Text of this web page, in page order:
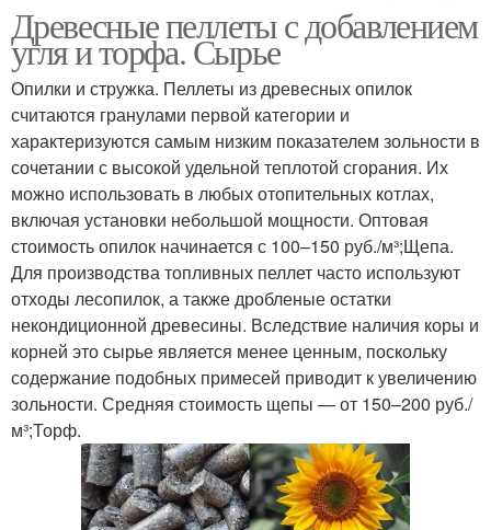
недревесного сырья
Фруктовые пеллеты
Сырьё для пеллет
Древесные пеллеты с добавлением
угля и торфа. Сырье
Опилки и стружка. Пеллеты из древесных опилок
считаются гранулами первой категории и
характеризуются самым низким показателем зольности в
сочетании с высокой удельной теплотой сгорания. Их
можно использовать в любых отопительных котлах,
включая установки небольшой мощности. Оптовая
стоимость опилок начинается с 100–150 руб./м³;Щепа.
Для производства топливных пеллет часто используют
отходы лесопилок, а также дробленые остатки
некондиционной древесины. Вследствие наличия коры и
корней это сырье является менее ценным, поскольку
содержание подобных примесей приводит к увеличению
зольности. Средняя стоимость щепы — от 150–200 руб./
м³;Торф.